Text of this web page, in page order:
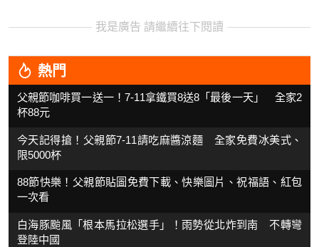
我是廣告 請繼續往下閱讀
熱門
父親節咖啡買一送一！7-11拿鐵買8送8「最後一天」 全家2
杯88元
今天記得搶！父親節7-11請吃麻醬涼麵 全家免費冰美式、
限5000杯
88節快樂！父親節貼圖免費下載、快樂圖片、祝福語、紅包
一次看
白海豚颱風「根本馬拉松選手」！雨勢從北炸到南 不轉彎
登陸中國